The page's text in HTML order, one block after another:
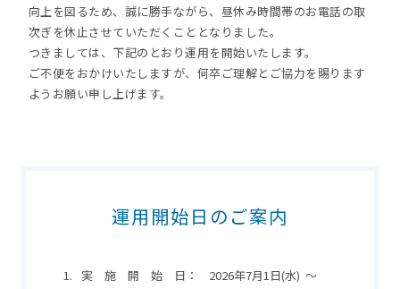
向上を図るため、誠に勝手ながら、昼休み時間帯のお電話の取
次ぎを休止させていただくこととなりました。
つきましては、下記のとおり運用を開始いたします。
ご不便をおかけいたしますが、何卒ご理解とご協力を賜ります
ようお願い申し上げます。
運用開始日のご案内
実 施 開 始 日： 2026年7月1日(水) ～